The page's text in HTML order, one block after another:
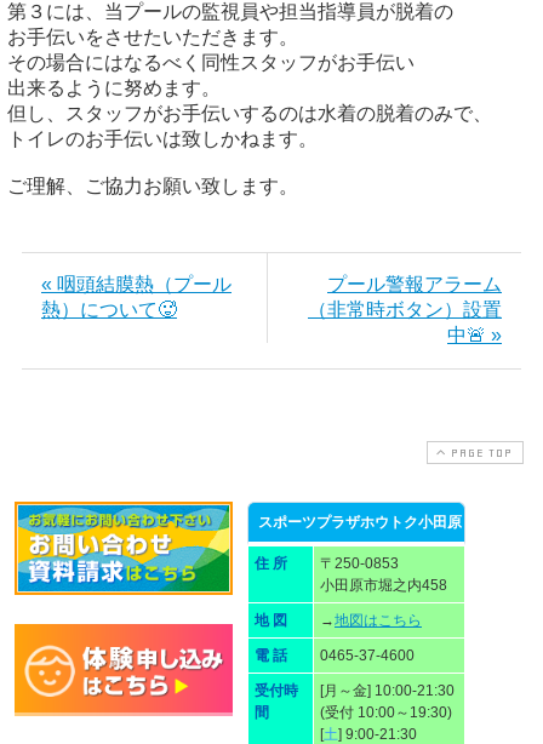
第３には、当プールの監視員や担当指導員が脱着の
お手伝いをさせたいただきます。
その場合にはなるべく同性スタッフがお手伝い
出来るように努めます。
但し、スタッフがお手伝いするのは水着の脱着のみで、
トイレのお手伝いは致しかねます。
ご理解、ご協力お願い致します。
« 咽頭結膜熱（プール
熱）について🥵
プール警報アラーム
（非常時ボタン）設置
中🚨 »
PAGE TOP
スポーツプラザホウトク小田原
住 所
〒250-0853
小田原市堀之内458
地 図 →地図はこちら
電 話 0465-37-4600
受付時
間
[月～金] 10:00-21:30
(受付 10:00～19:30)
[土] 9:00-21:30